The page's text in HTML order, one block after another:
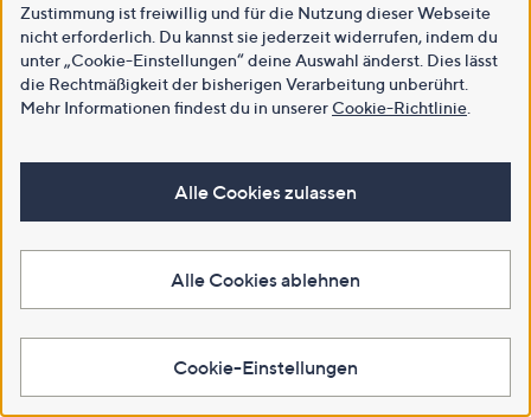
Zustimmung ist freiwillig und für die Nutzung dieser Webseite
nicht erforderlich. Du kannst sie jederzeit widerrufen, indem du
unter „Cookie-Einstellungen“ deine Auswahl änderst. Dies lässt
die Rechtmäßigkeit der bisherigen Verarbeitung unberührt.
Mehr Informationen findest du in unsererCookie-Richtlinie
Alle Cookies zulassen
Alle Cookies ablehnen
Cookie-Einstellungen